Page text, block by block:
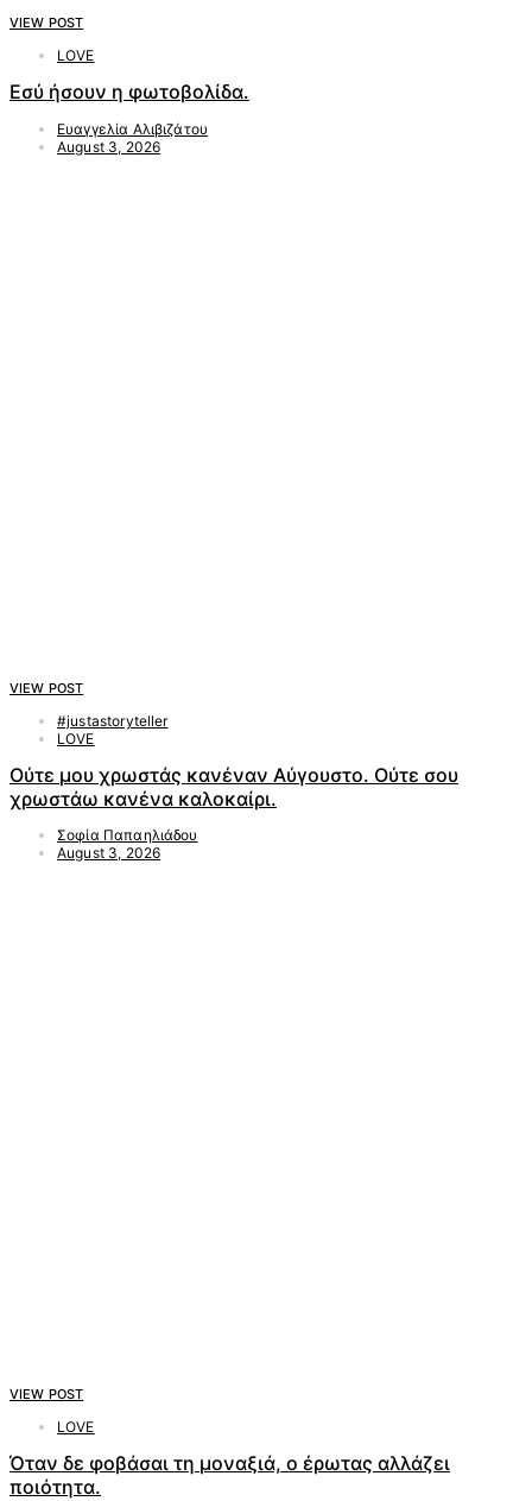
VIEW POST
LOVE
Εσύ ήσουν η φωτοβολίδα.
Ευαγγελία Αλιβιζάτου
August 3, 2026
VIEW POST
#justastoryteller
LOVE
Ούτε μου χρωστάς κανέναν Αύγουστο. Ούτε σου
χρωστάω κανένα καλοκαίρι.
Σοφία Παπαηλιάδου
August 3, 2026
VIEW POST
LOVE
Όταν δε φοβάσαι τη μοναξιά, ο έρωτας αλλάζει
ποιότητα.